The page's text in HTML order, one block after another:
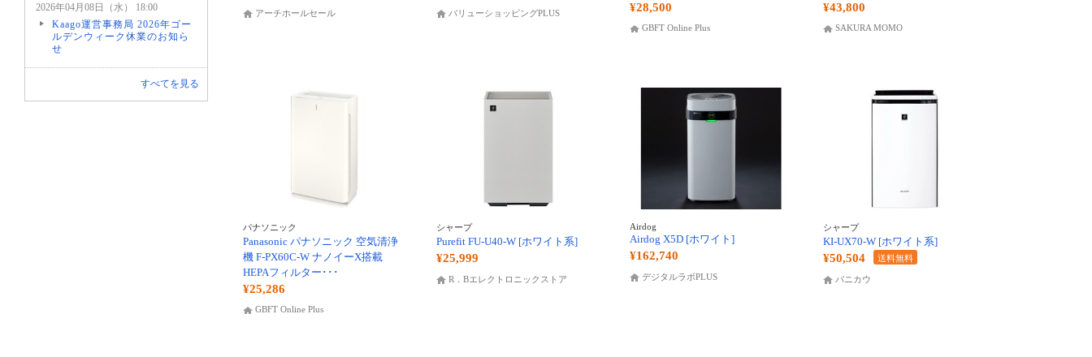
アーチホールセール バリューショッピングPLUS ¥28,500
GBFT Online Plus
¥43,800
SAKURA MOMO
パナソニック
Panasonic パナソニック 空気清浄
機 F-PX60C-W ナノイーX搭載
HEPAフィルター･･･
¥25,286
GBFT Online Plus
シャープ
Purefit FU-U40-W [ホワイト系]
¥25,999
R．Bエレクトロニックストア
Airdog
Airdog X5D [ホワイト]
¥162,740
デジタルラボPLUS
シャープ
KI-UX70-W [ホワイト系]
¥50,504 送料無料
パニカウ
2026年04月08日（水） 18:00
Kaago運営事務局 2026年ゴー
ルデンウィーク休業のお知ら
せ
すべてを見る